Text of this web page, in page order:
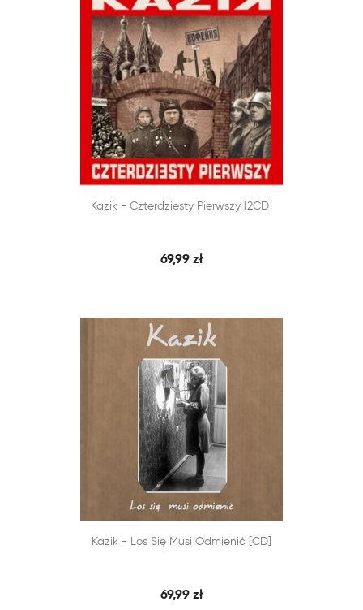
DODAJ DO KOSZYKASZYBKI PODGLĄD
Kazik - Czterdziesty Pierwszy [2CD]
69,99 zł
DODAJ DO KOSZYKA
SZYBKI PODGLĄD
Kazik - Los Się Musi Odmienić [CD]
69,99 zł